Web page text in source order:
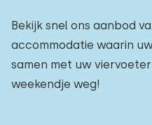
Bekijk snel ons aanbod
accommodatie waarin
samen met uw
weekendje weg!